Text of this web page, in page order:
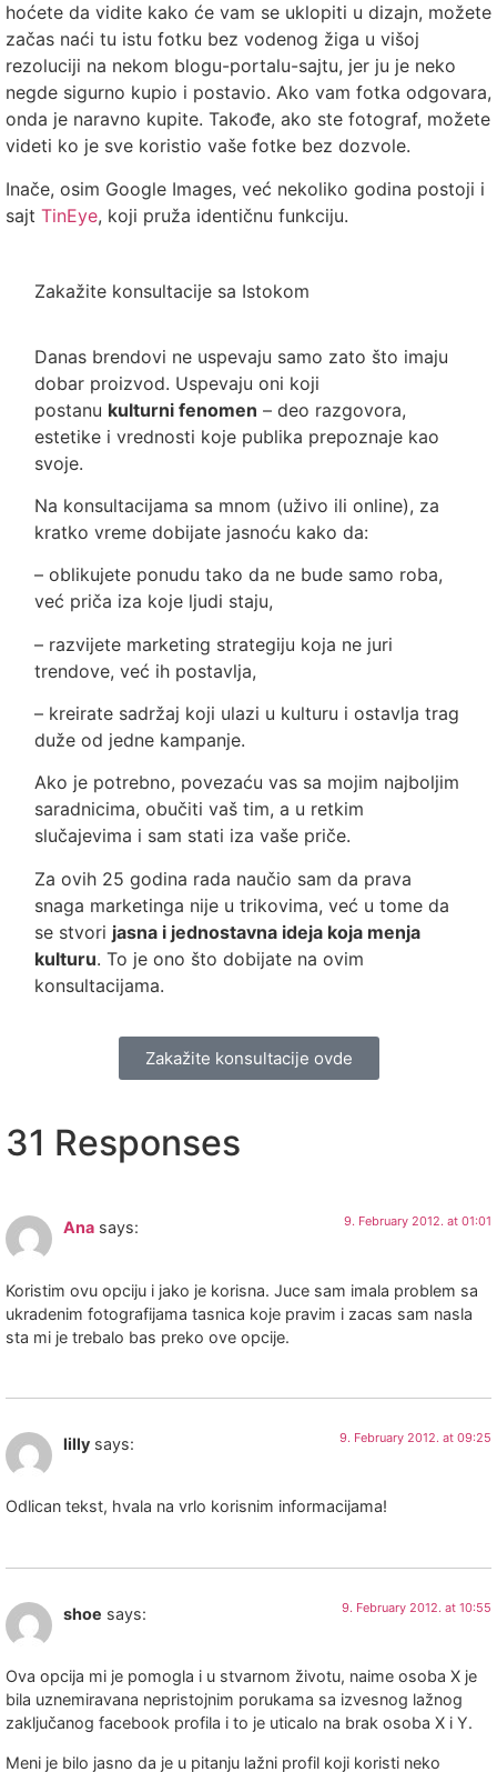
hoćete da vidite kako će vam se uklopiti u dizajn, možete
začas naći tu istu fotku bez vodenog žiga u višoj
rezoluciji na nekom blogu-portalu-sajtu, jer ju je neko
negde sigurno kupio i postavio. Ako vam fotka odgovara,
onda je naravno kupite. Takođe, ako ste fotograf, možete
videti ko je sve koristio vaše fotke bez dozvole.
Inače, osim Google Images, već nekoliko godina postoji i
sajt TinEye, koji pruža identičnu funkciju.
Zakažite konsultacije sa Istokom
Danas brendovi ne uspevaju samo zato što imaju
dobar proizvod. Uspevaju oni koji
postanu kulturni fenomen – deo razgovora,
estetike i vrednosti koje publika prepoznaje kao
svoje.
Na konsultacijama sa mnom (uživo ili online), za
kratko vreme dobijate jasnoću kako da:
– oblikujete ponudu tako da ne bude samo roba,
već priča iza koje ljudi staju,
– razvijete marketing strategiju koja ne juri
trendove, već ih postavlja,
– kreirate sadržaj koji ulazi u kulturu i ostavlja trag
duže od jedne kampanje.
Ako je potrebno, povezaću vas sa mojim najboljim
saradnicima, obučiti vaš tim, a u retkim
slučajevima i sam stati iza vaše priče.
Za ovih 25 godina rada naučio sam da prava
snaga marketinga nije u trikovima, već u tome da
se stvori jasna i jednostavna ideja koja menja
kulturu. To je ono što dobijate na ovim
konsultacijama.
Zakažite konsultacije ovde
31 Responses
Ana says: 9. February 2012. at 01:01
Koristim ovu opciju i jako je korisna. Juce sam imala problem sa
ukradenim fotografijama tasnica koje pravim i zacas sam nasla
sta mi je trebalo bas preko ove opcije.
lilly says: 9. February 2012. at 09:25
Odlican tekst, hvala na vrlo korisnim informacijama!
shoe says: 9. February 2012. at 10:55
Ova opcija mi je pomogla i u stvarnom životu, naime osoba X je
bila uznemiravana nepristojnim porukama sa izvesnog lažnog
zaključanog facebook profila i to je uticalo na brak osoba X i Y.
Meni je bilo jasno da je u pitanju lažni profil koji koristi neko